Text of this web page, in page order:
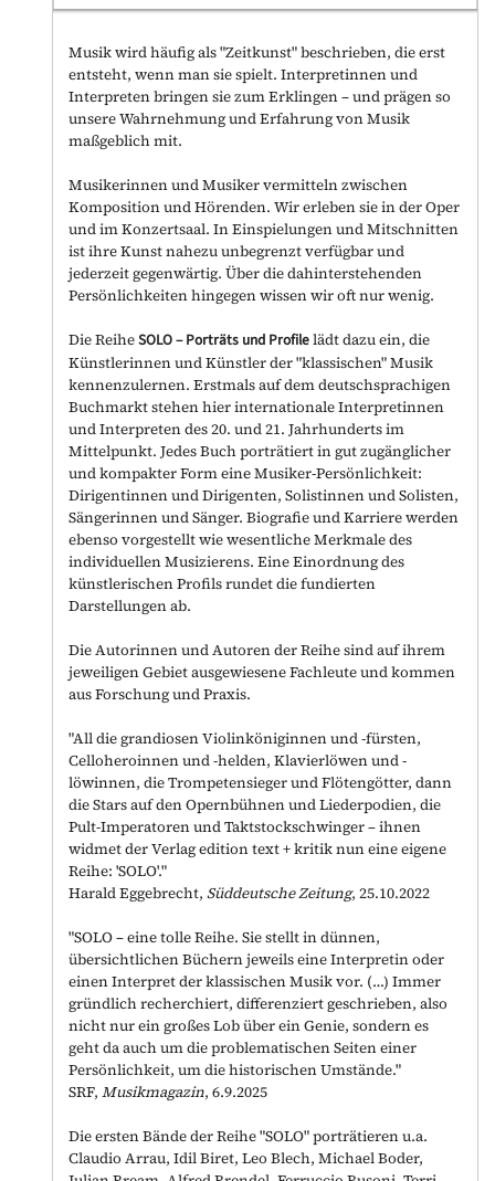
Musik wird häufig als "Zeitkunst" beschrieben, die erst
entsteht, wenn man sie spielt. Interpretinnen und
Interpreten bringen sie zum Erklingen – und prägen so
unsere Wahrnehmung und Erfahrung von Musik
maßgeblich mit.
Musikerinnen und Musiker vermitteln zwischen
Komposition und Hörenden. Wir erleben sie in der Oper
und im Konzertsaal. In Einspielungen und Mitschnitten
ist ihre Kunst nahezu unbegrenzt verfügbar und
jederzeit gegenwärtig. Über die dahinterstehenden
Persönlichkeiten hingegen wissen wir oft nur wenig.
Die ReiheSOLO–Porträts und Profilelädt dazu ein, die
Künstlerinnen und Künstler der "klassischen" Musik
kennenzulernen. Erstmals auf dem deutschsprachigen
Buchmarkt stehen hier internationale Interpretinnen
und Interpreten des 20. und 21. Jahrhunderts im
Mittelpunkt. Jedes Buch porträtiert in gut zugänglicher
und kompakter Form eine Musiker-Persönlichkeit:
Dirigentinnen und Dirigenten, Solistinnen und Solisten,
Sängerinnen und Sänger. Biografie und Karriere werden
ebenso vorgestellt wie wesentliche Merkmale des
individuellen Musizierens. Eine Einordnung des
künstlerischen Profils rundet die fundierten
Darstellungen ab.
Die Autorinnen und Autoren der Reihe sind auf ihrem
jeweiligen Gebiet ausgewiesene Fachleute und kommen
aus Forschung und Praxis.
"All die grandiosen Violinköniginnen und -fürsten,
Celloheroinnen und -helden, Klavierlöwen und -
löwinnen, die Trompetensieger und Flötengötter, dann
die Stars auf den Opernbühnen und Liederpodien, die
Pult-Imperatoren und Taktstockschwinger–ihnen
widmet der Verlag edition text + kritik nun eine eigene
Reihe: 'SOLO'."
Harald Eggebrecht,Süddeutsche Zeitung, 25.10.2022
"SOLO – eine tolle Reihe. Sie stellt in dünnen,
übersichtlichen Büchern jeweils eine Interpretin oder
einen Interpret der klassischen Musik vor. (…) Immer
gründlich recherchiert, differenziert geschrieben, also
nicht nur ein großes Lob über ein Genie, sondern es
geht da auch um die problematischen Seiten einer
Persönlichkeit, um die historischen Umstände."
SRF,Musikmagazin, 6.9.2025
Die ersten Bände der Reihe "SOLO" porträtieren u.a.
Claudio Arrau, Idil Biret, Leo Blech, Michael Boder,